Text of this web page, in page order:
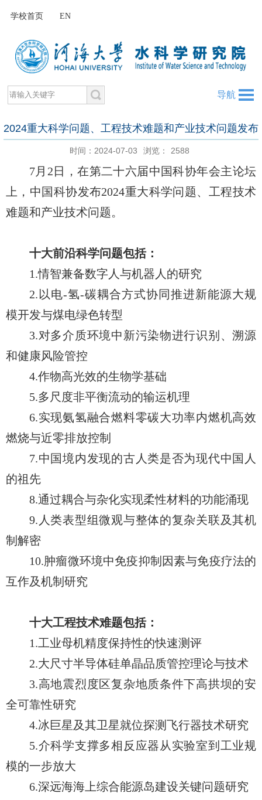
学校首页 EN
导航
​2024重大科学问题、工程技术难题和产业技术问题发布
时间：2024-07-03 浏览： 2588
7月2日，在第二十六届中国科协年会主论坛
上，中国科协发布2024重大科学问题、工程技术
难题和产业技术问题。
十大前沿科学问题包括：
1.情智兼备数字人与机器人的研究
2.以电-氢-碳耦合方式协同推进新能源大规
模开发与煤电绿色转型
3.对多介质环境中新污染物进行识别、溯源
和健康风险管控
4.作物高光效的生物学基础
5.多尺度非平衡流动的输运机理
6.实现氨氢融合燃料零碳大功率内燃机高效
燃烧与近零排放控制
7.中国境内发现的古人类是否为现代中国人
的祖先
8.通过耦合与杂化实现柔性材料的功能涌现
9.人类表型组微观与整体的复杂关联及其机
制解密
10.肿瘤微环境中免疫抑制因素与免疫疗法的
互作及机制研究
十大工程技术难题包括：
1.工业母机精度保持性的快速测评
2.大尺寸半导体硅单晶品质管控理论与技术
3.高地震烈度区复杂地质条件下高拱坝的安
全可靠性研究
4.冰巨星及其卫星就位探测飞行器技术研究
5.介科学支撑多相反应器从实验室到工业规
模的一步放大
6.深远海海上综合能源岛建设关键问题研究